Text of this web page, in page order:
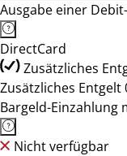
Ausgabe einer
DirectCard
Zusätzliches
Zusätzliches Entgelt
Bargeld-Einzahlung
Nicht verfügbar